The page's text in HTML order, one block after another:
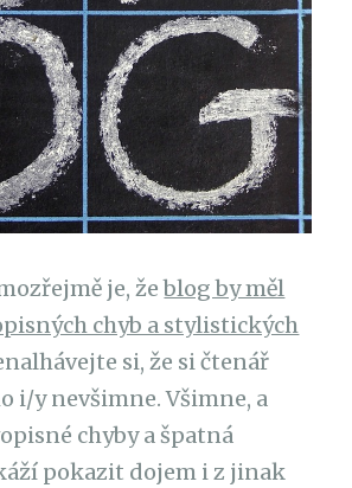
je, žeblog by měl
chyb a stylistických
si, že si čtenář
i/y nevšimne. Všimne, a
chyby a špatná
pokazit dojem i z jinak